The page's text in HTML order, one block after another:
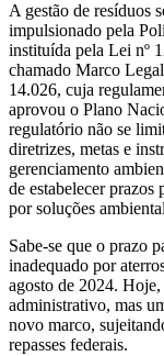
A gestão de resíduos
impulsionado pela
instituída pela Lei nº
chamado Marco
14.026, cuja
aprovou o Plano
regulatório não se
diretrizes, metas e
gerenciamento
de estabelecer prazos
por soluções
Sabe-se que o prazo
inadequado por
agosto de 2024.
administrativo, mas
novo marco,
repasses federais.